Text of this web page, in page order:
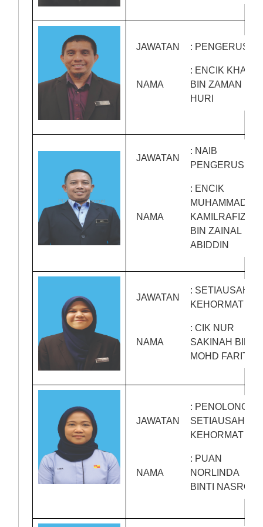
JAWATAN : PENGERUSI
NAMA
: ENCIK KHAIRI
BIN ZAMAN
HURI
JAWATAN
: NAIB
PENGERUSI
NAMA
: ENCIK
MUHAMMAD
KAMILRAFIZAL
BIN ZAINAL
ABIDDIN
JAWATAN
: SETIAUSAHA
KEHORMAT
NAMA
: CIK NUR
SAKINAH BINTI
MOHD FARIT
JAWATAN
: PENOLONG
SETIAUSAHA
KEHORMAT
NAMA
: PUAN
NORLINDA
BINTI NASRON